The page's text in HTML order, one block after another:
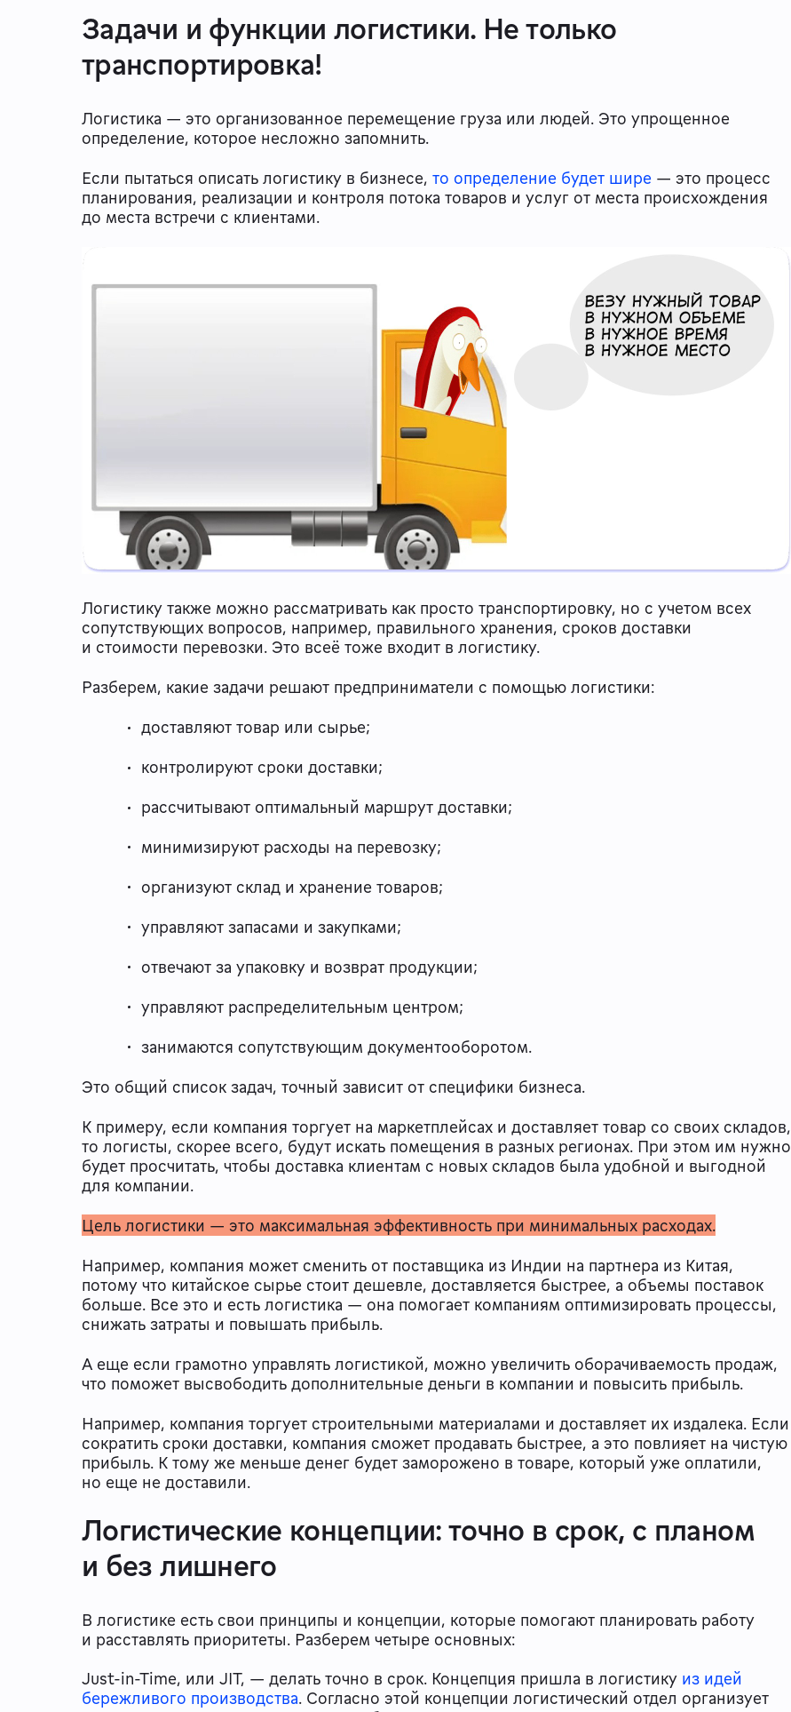
Задачи и функции логистики. Не только
транспортировка!
Логистика — это организованное перемещение груза или людей. Это упрощенное
определение, которое несложно запомнить.
Если пытаться описать логистику в бизнесе, то определение будет шире — это процесс
планирования, реализации и контроля потока товаров и услуг от места происхождения
до места встречи с клиентами.
Логистику также можно рассматривать как просто транспортировку, но с учетом всех
сопутствующих вопросов, например, правильного хранения, сроков доставки
и стоимости перевозки. Это всеё тоже входит в логистику.
Разберем, какие задачи решают предприниматели с помощью логистики:
доставляют товар или сырье;
контролируют сроки доставки;
рассчитывают оптимальный маршрут доставки;
минимизируют расходы на перевозку;
организуют склад и хранение товаров;
управляют запасами и закупками;
отвечают за упаковку и возврат продукции;
управляют распределительным центром;
занимаются сопутствующим документооборотом.
Это общий список задач, точный зависит от специфики бизнеса.
К примеру, если компания торгует на маркетплейсах и доставляет товар со своих складов,
то логисты, скорее всего, будут искать помещения в разных регионах. При этом им нужно
будет просчитать, чтобы доставка клиентам с новых складов была удобной и выгодной
для компании.
Цель логистики — это максимальная эффективность при минимальных расходах.
Например, компания может сменить от поставщика из Индии на партнера из Китая,
потому что китайское сырье стоит дешевле, доставляется быстрее, а объемы поставок
больше. Все это и есть логистика — она помогает компаниям оптимизировать процессы,
снижать затраты и повышать прибыль.
А еще если грамотно управлять логистикой, можно увеличить оборачиваемость продаж,
что поможет высвободить дополнительные деньги в компании и повысить прибыль.
Например, компания торгует строительными материалами и доставляет их издалека. Если
сократить сроки доставки, компания сможет продавать быстрее, а это повлияет на чистую
прибыль. К тому же меньше денег будет заморожено в товаре, который уже оплатили,
но еще не доставили.
Логистические концепции: точно в срок, с планом
и без лишнего
В логистике есть свои принципы и концепции, которые помогают планировать работу
и расставлять приоритеты. Разберем четыре основных:
Just-in-Time, или JIT, — делать точно в срок. Концепция пришла в логистику из идей
бережливого производства. Согласно этой концепции логистический отдел организует